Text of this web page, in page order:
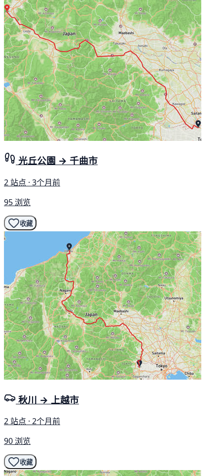
光丘公園 → 千曲市
2 站点 · 3个月前
95 浏览
收藏
秋川 → 上越市
2 站点 · 2个月前
90 浏览
收藏